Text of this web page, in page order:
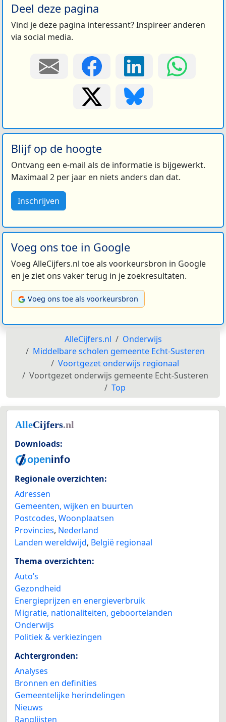
Deel deze pagina
Vind je deze pagina interessant? Inspireer anderen
via social media.
Blijf op de hoogte
Ontvang een e-mail als de informatie is bijgewerkt.
Maximaal 2 per jaar en niets anders dan dat.
Inschrijven
Voeg ons toe in Google
Voeg AlleCijfers.nl toe als voorkeursbron in Google
en je ziet ons vaker terug in je zoekresultaten.
Voeg ons toe als voorkeursbron
AlleCijfers.nl
Onderwijs
Middelbare scholen gemeente Echt-Susteren
Voortgezet onderwijs regionaal
Voortgezet onderwijs gemeente Echt-Susteren
Top
Downloads:
Regionale overzichten:
Adressen
Gemeenten, wijken en buurten
Postcodes, Woonplaatsen
Provincies, Nederland
Landen wereldwijd, België regionaal
Thema overzichten:
Auto’s
Gezondheid
Energieprijzen en energieverbruik
Migratie, nationaliteiten, geboortelanden
Onderwijs
Politiek & verkiezingen
Achtergronden:
Analyses
Bronnen en definities
Gemeentelijke herindelingen
Nieuws
Ranglijsten